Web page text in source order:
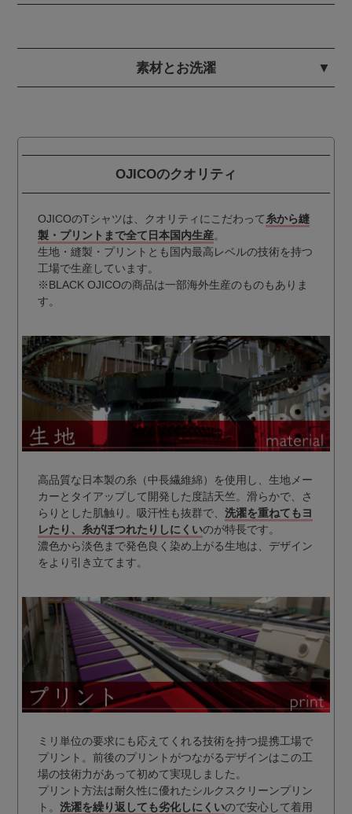
素材とお洗濯
OJICOのクオリティ
OJICOのTシャツは、クオリティにこだわって 糸から縫
製・プリントまで全て日本国内生産。
生地・縫製・プリントとも国内最高レベルの技術を持つ
工場で生産しています。
※BLACK OJICOの商品は一部海外生産のものもありま
す。
高品質な日本製の糸（中長繊維綿）を使用し、生地メー
カーとタイアップして開発した度詰天竺。滑らかで、さ
らりとした肌触り。吸汗性も抜群で、 洗濯を重ねてもヨ
レたり、糸がほつれたりしにくいのが特長です。
濃色から淡色まで発色良く染め上がる生地は、デザイン
をより引き立てます。
ミリ単位の要求にも応えてくれる技術を持つ提携工場で
プリント。前後のプリントがつながるデザインはこの工
場の技術力があって初めて実現しました。
プリント方法は耐久性に優れたシルクスクリーンプリン
ト。 洗濯を繰り返しても劣化しにくいので安心して着用